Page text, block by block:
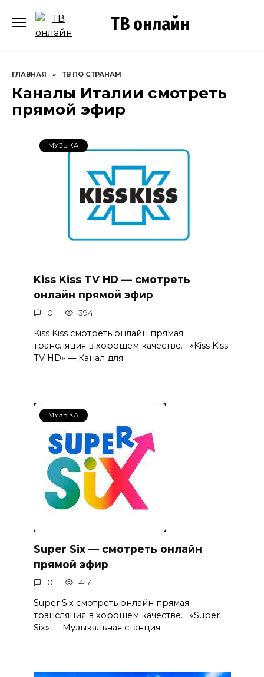
содержанию
ТВ онлайн
ГЛАВНАЯ » ТВ ПО СТРАНАМ
Каналы Италии смотреть
прямой эфир
МУЗЫКА
Kiss Kiss TV HD — смотреть
онлайн прямой эфир
0 394
Kiss Kiss смотреть онлайн прямая
трансляция в хорошем качестве. «Kiss Kiss
TV HD» — Канал для
МУЗЫКА
Super Six — смотреть онлайн
прямой эфир
0 417
Super Six смотреть онлайн прямая
трансляция в хорошем качестве. «Super
Six» — Музыкальная станция